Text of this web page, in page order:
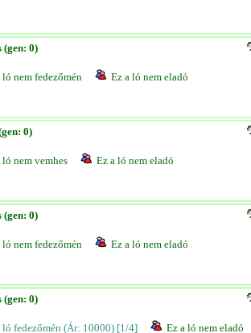
(gen: 0)
ló nem fedezőmén Ez a ló nem eladó
0)
ló nem vemhes Ez a ló nem eladó
(gen: 0)
ló nem fedezőmén Ez a ló nem eladó
(gen: 0)
ló fedezőmén (Ár: 10000) [1/4] Ez a ló nem eladó